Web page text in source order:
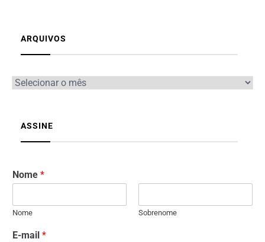
ARQUIVOS
ASSINE
Nome *
Nome Sobrenome
E-mail *